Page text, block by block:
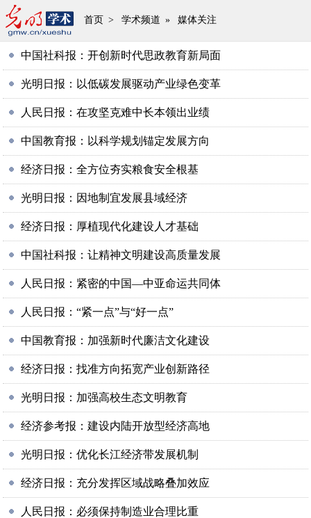
首页 > 学术频道 » 媒体关注
中国社科报：开创新时代思政教育新局面
光明日报：以低碳发展驱动产业绿色变革
人民日报：在攻坚克难中长本领出业绩
中国教育报：以科学规划锚定发展方向
经济日报：全方位夯实粮食安全根基
光明日报：因地制宜发展县域经济
经济日报：厚植现代化建设人才基础
中国社科报：让精神文明建设高质量发展
人民日报：紧密的中国—中亚命运共同体
人民日报：“紧一点”与“好一点”
中国教育报：加强新时代廉洁文化建设
经济日报：找准方向拓宽产业创新路径
光明日报：加强高校生态文明教育
经济参考报：建设内陆开放型经济高地
光明日报：优化长江经济带发展机制
经济日报：充分发挥区域战略叠加效应
人民日报：必须保持制造业合理比重